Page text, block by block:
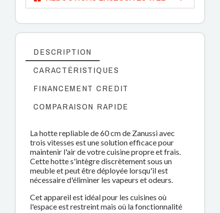
DESCRIPTION
CARACTÉRISTIQUES
FINANCEMENT CREDIT
COMPARAISON RAPIDE
La hotte repliable de 60 cm de Zanussi avec
trois vitesses est une solution efficace pour
maintenir l'air de votre cuisine propre et frais.
Cette hotte s'intègre discrètement sous un
meuble et peut être déployée lorsqu'il est
nécessaire d'éliminer les vapeurs et odeurs.
Cet appareil est idéal pour les cuisines où
l'espace est restreint mais où la fonctionnalité